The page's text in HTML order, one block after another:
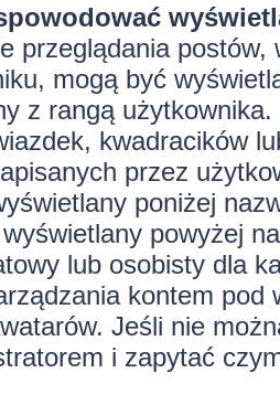
przeglądania
mogą być
z rangą
kwadracików
przez
poniżej
powyżej
lub osobisty dla
kontem pod
Jeśli nie
i zapytać